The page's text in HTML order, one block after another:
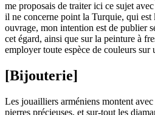
me proposais de traiter ici ce sujet
il ne concerne point la Turquie, qui est
ouvrage, mon intention est de publier
cet égard, ainsi que sur la peinture à
employer toute espèce de couleurs
[Bijouterie]
Les jouailliers arméniens montent avec
pierres précieuses, et sur-tout les